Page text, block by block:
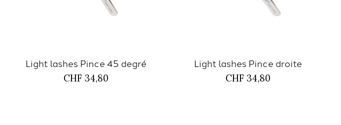
Light lashes Pince 45 degré
CHF 34,80
Light lashes Pince droite
CHF 34,80